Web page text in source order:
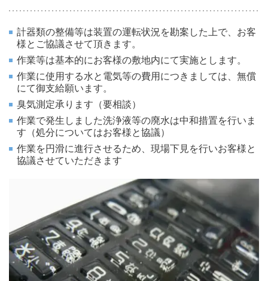
計器類の整備等は装置の運転状況を勘案した上で、お客
様とご協議させて頂きます。
作業等は基本的にお客様の敷地内にて実施とします。
作業に使用する水と電気等の費用につきましては、無償
にて御支給願います。
臭気測定承ります（要相談）
作業で発生しました洗浄液等の廃水は中和措置を行いま
す（処分についてはお客様と協議）
作業を円滑に進行させるため、現場下見を行いお客様と
協議させていただきます